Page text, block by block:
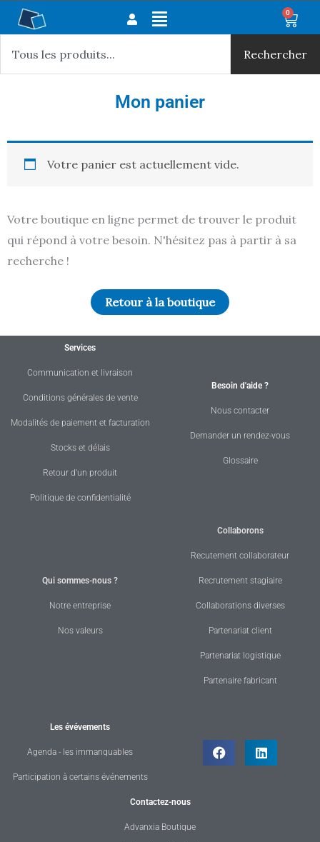
Aller
contenu
Main
0
Rechercher
Mon panier
Votre panier est actuellement vide.
Votre boutique en ligne permet de trouver le produit
qui répond à votre besoin. N'hésitez pas à partir à sa
recherche !
Retour à la boutique
Services
Communication et livraison
Conditions générales de vente
Modalités de paiement et facturation
Stocks et délais
Retour d'un produit
Politique de confidentialité
Besoin d'aide ?
Nous contacter
Demander un rendez-vous
Glossaire
Qui sommes-nous ?
Notre entreprise
Nos valeurs
Collaborons
Recutement collaborateur
Recrutement stagiaire
Collaborations diverses
Partenariat client
Partenariat logistique
Partenaire fabricant
Les évévements
Agenda - les immanquables
Participation à certains événements
Contactez-nous
Advanxia Boutique